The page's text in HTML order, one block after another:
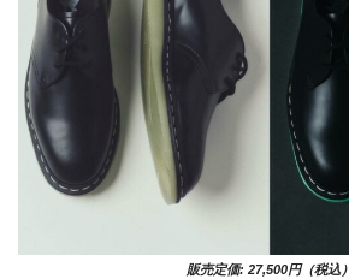
販売定価: 27,500円（税込）